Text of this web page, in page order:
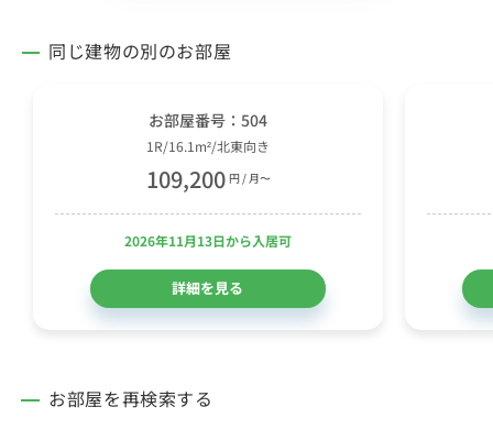
同じ建物の別のお部屋
お部屋番号：504
1R/16.1m²/北東向き
109,200 円 / 月〜
2026年11月13日から入居可
詳細を見る
お部屋を再検索する